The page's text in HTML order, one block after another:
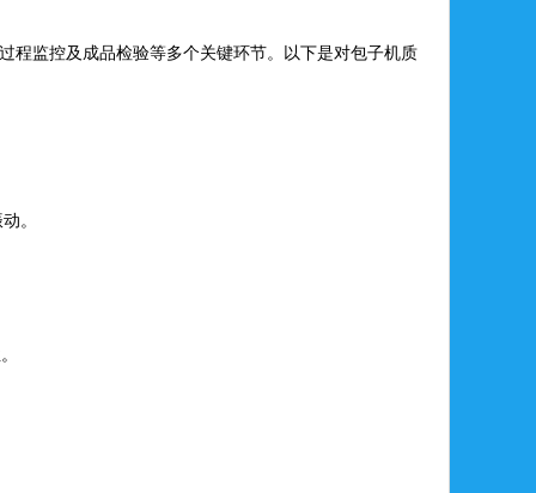
程监控及成品检验等多个关键环节。以下是对包子机质
。